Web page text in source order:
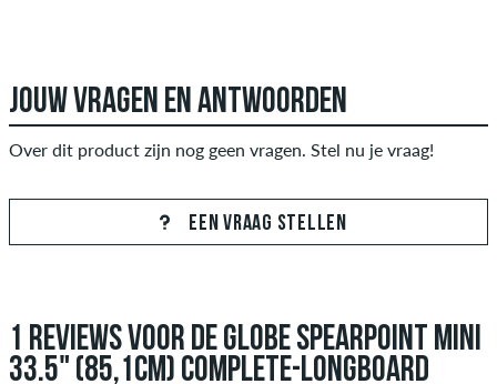
JOUW VRAGEN EN ANTWOORDEN
Over dit product zijn nog geen vragen. Stel nu je vraag!
EEN VRAAG STELLEN
1 REVIEWS VOOR DE GLOBE SPEARPOINT MINI
33.5" (85,1CM) COMPLETE-LONGBOARD